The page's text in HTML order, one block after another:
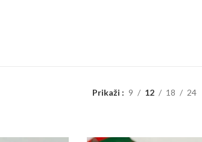
Prikaži 9 12 18 24